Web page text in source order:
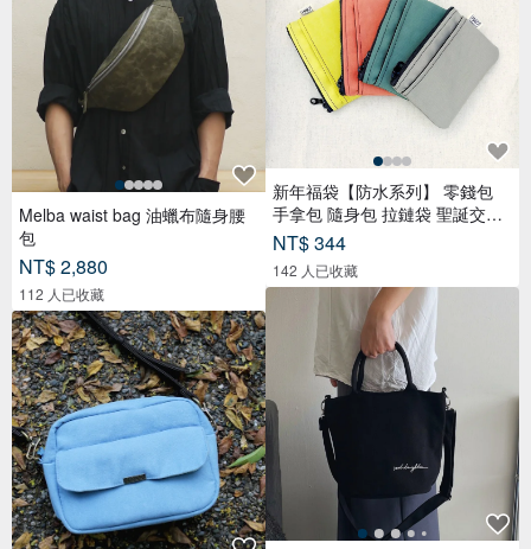
Melba waist bag 油蠟布隨身腰
包
NT$ 2,880
112 人已收藏
新年福袋【防水系列】 零錢包
手拿包 隨身包 拉鏈袋 聖誕交換
禮
NT$ 344
142 人已收藏